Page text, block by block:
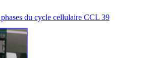
du cycle cellulaire CCL 39